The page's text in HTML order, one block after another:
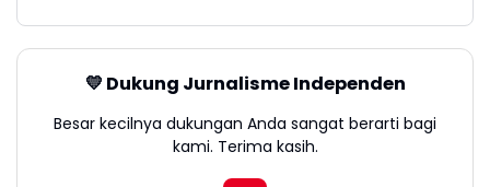
💛 Dukung Jurnalisme Independen
Besar kecilnya dukungan Anda sangat berarti bagi
kami. Terima kasih.